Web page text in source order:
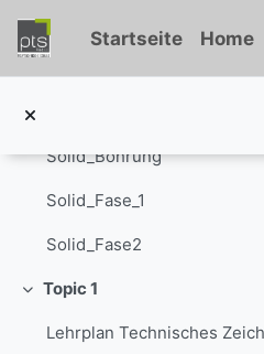
Startseite Home
Nachrichtenforum
Solid_Bohrung
Solid_Fase_1
Solid_Fase2
Einklappen
Topic 1